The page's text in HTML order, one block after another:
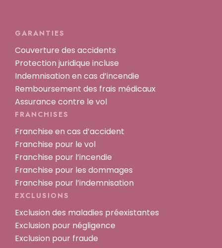
GARANTIES
Couverture des accidents
Protection juridique incluse
Indemnisation en cas d’incendie
Remboursement des frais médicaux
Assurance contre le vol
FRANCHISES
Franchise en cas d’accident
Franchise pour le vol
Franchise pour l’incendie
Franchise pour les dommages
Franchise pour l’indemnisation
EXCLUSIONS
Exclusion des maladies préexistantes
Exclusion pour négligence
Exclusion pour fraude